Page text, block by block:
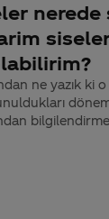
nerede
ne yazık ki
bilgilendirme